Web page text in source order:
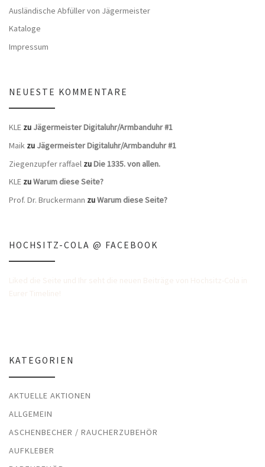
Ausländische Abfüller von Jägermeister
Kataloge
Impressum
NEUESTE KOMMENTARE
KLE zu Jägermeister Digitaluhr/Armbanduhr #1
Maik zu Jägermeister Digitaluhr/Armbanduhr #1
Ziegenzupfer raffael zuDie 1335. von allen.
KLE zuWarum diese Seite?
Prof. Dr. Bruckermann zuWarum diese Seite?
HOCHSITZ-COLA @ FACEBOOK
KATEGORIEN
AKTUELLE AKTIONEN
ALLGEMEIN
ASCHENBECHER / RAUCHERZUBEHÖR
AUFKLEBER